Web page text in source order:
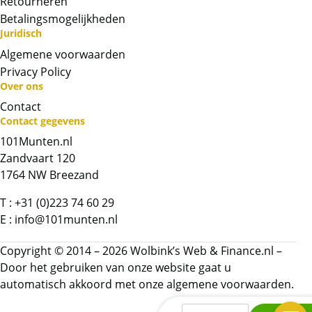
BTW
Dit product wordt onder de margeregel
verhandeld. Dit houdt in dat wij btw afdragen
over de marge die wij behalen op dit product.
De btw mag hierdoor door ons niet op de
Contactformulier
Betalingsmogelijkheden
Juridisch
Algemene voorwaarden
Privacy Policy
Over ons
Contact
Contact gegevens
101Munten.nl
Zandvaart 120
1764 NW Breezand
T : +31 (0)223 74 60 29
E : info@101munten.nl
Copyright © 2014 – 2026 Wolbink’s Web & Finance.nl –
Door het gebruiken van onze website gaat u
automatisch akkoord met onzealgemene voorwaarden.